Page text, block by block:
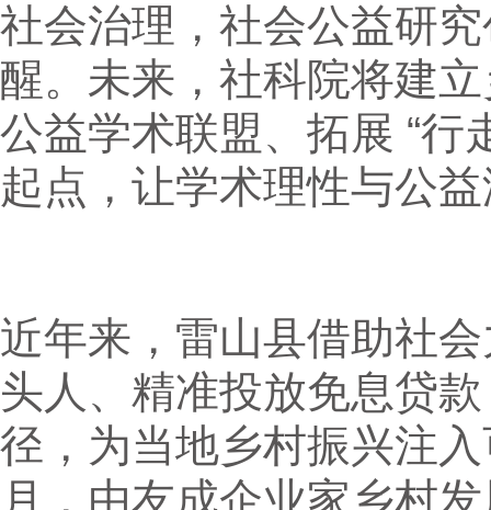
社会治理，社会公益研
醒。未来，社科院将建
公益学术联盟、拓展 “行
起点，让学术理性与公
近年来，雷山县借助社
头人、精准投放免息贷
径，为当地乡村振兴注
月，由友成企业家乡村